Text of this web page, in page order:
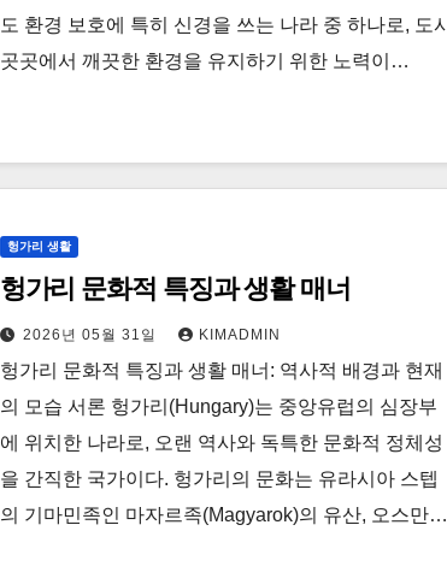
도 환경 보호에 특히 신경을 쓰는 나라 중 하나로, 도시
곳곳에서 깨끗한 환경을 유지하기 위한 노력이…
헝가리 생활
헝가리 문화적 특징과 생활 매너
2026년 05월 31일 KIMADMIN
헝가리 문화적 특징과 생활 매너: 역사적 배경과 현재
의 모습 서론 헝가리(Hungary)는 중앙유럽의 심장부
에 위치한 나라로, 오랜 역사와 독특한 문화적 정체성
을 간직한 국가이다. 헝가리의 문화는 유라시아 스텝
의 기마민족인 마자르족(Magyarok)의 유산, 오스만…